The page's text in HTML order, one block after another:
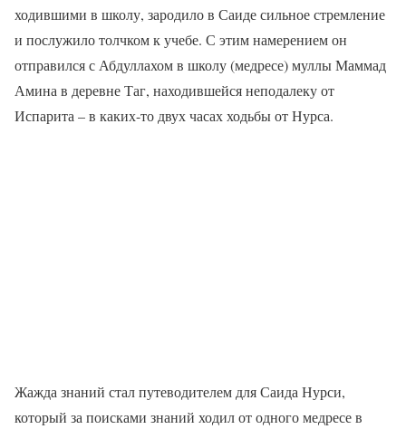
ходившими в школу, зародило в Саиде сильное стремление
и послужило толчком к учебе. С этим намерением он
отправился с Абдуллахом в школу (медресе) муллы Маммад
Амина в деревне Таг, находившейся неподалеку от
Испарита – в каких-то двух часах ходьбы от Нурса.
Жажда знаний стал путеводителем для Саида Нурси,
который за поисками знаний ходил от одного медресе в